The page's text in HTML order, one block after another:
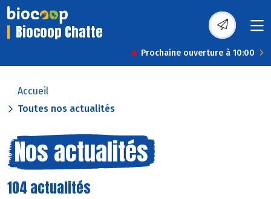
Biocoop Chatte
Prochaine ouverture à 10:00
Accueil
Toutes nos actualités
Nos actualités
104 actualités